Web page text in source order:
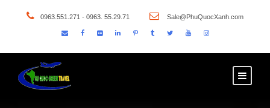
0963.551.271 - 0963. 55.29.71 Sale@PhuQuocXanh.com